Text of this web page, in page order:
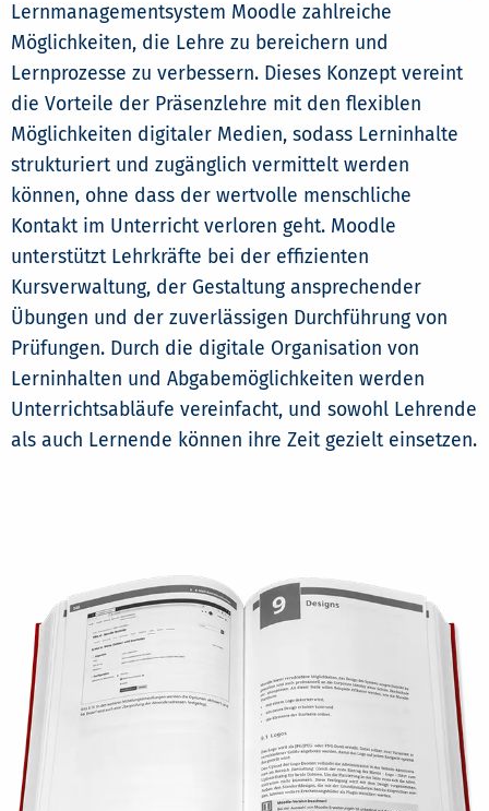
Lernmanagementsystem Moodle zahlreiche
Möglichkeiten, die Lehre zu bereichern und
Lernprozesse zu verbessern. Dieses Konzept vereint
die Vorteile der Präsenzlehre mit den flexiblen
Möglichkeiten digitaler Medien, sodass Lerninhalte
strukturiert und zugänglich vermittelt werden
können, ohne dass der wertvolle menschliche
Kontakt im Unterricht verloren geht. Moodle
unterstützt Lehrkräfte bei der effizienten
Kursverwaltung, der Gestaltung ansprechender
Übungen und der zuverlässigen Durchführung von
Prüfungen. Durch die digitale Organisation von
Lerninhalten und Abgabemöglichkeiten werden
Unterrichtsabläufe vereinfacht, und sowohl Lehrende
als auch Lernende können ihre Zeit gezielt einsetzen.